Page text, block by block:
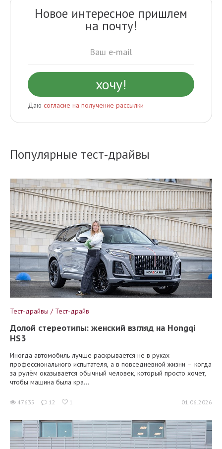
Новое интересное пришлем
на почту!
Даю согласие на получение рассылки
Популярные тест-драйвы
Тест-драйвы / Тест-драйв
Долой стереотипы: женский взгляд на Hongqi
HS3
Иногда автомобиль лучше раскрывается не в руках
профессионального испытателя, а в повседневной жизни – когда
за рулём оказывается обычный человек, который просто хочет,
чтобы машина была кра...
47635 12 1 01.06.2026